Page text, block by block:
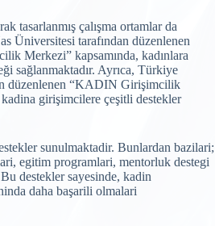
tasarlanmış çalışma ortamlar da
Üniversitesi tarafından düzenlenen
Merkezi” kapsamında, kadınlara
sağlanmaktadır. Ayrıca, Türkiye
düzenlenen “KADIN Girişimcilik
girişimcilere çeşitli destekler
sunulmaktadir. Bunlardan bazilari;
egitim programlari, mentorluk destegi
destekler sayesinde, kadin
daha başarili olmalari